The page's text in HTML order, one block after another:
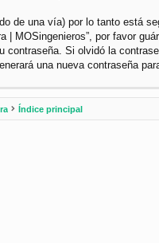
de una vía) por lo tanto está
| MOSingenieros”, por favor
contraseña. Si olvidó la
una nueva contraseña
Índice principal